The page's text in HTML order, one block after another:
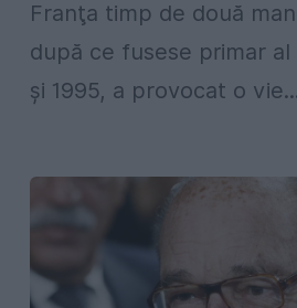
Franţa timp de două
după ce fusese primar al
şi 1995, a provocat o